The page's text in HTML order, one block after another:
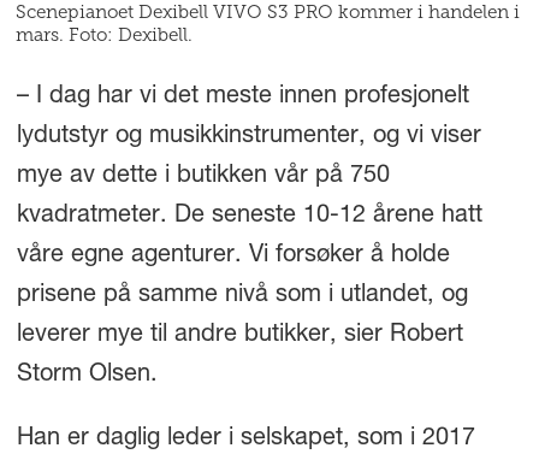
Scenepianoet Dexibell VIVO S3 PRO kommer i handelen i
mars. Foto: Dexibell.
– I dag har vi det meste innen profesjonelt
lydutstyr og musikkinstrumenter, og vi viser
mye av dette i butikken vår på 750
kvadratmeter. De seneste 10-12 årene hatt
våre egne agenturer. Vi forsøker å holde
prisene på samme nivå som i utlandet, og
leverer mye til andre butikker, sier Robert
Storm Olsen.
Han er daglig leder i selskapet, som i 2017